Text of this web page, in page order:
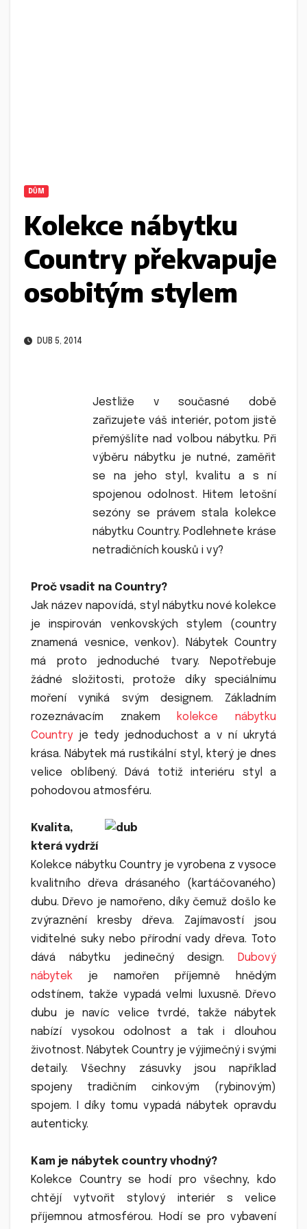
DŮM
Kolekce nábytku
Country překvapuje
osobitým stylem
DUB 5, 2014
Jestliže v současné době
zařizujete váš interiér, potom jistě
přemýšlíte nad volbou nábytku. Při
výběru nábytku je nutné, zaměřit
se na jeho styl, kvalitu a s ní
spojenou odolnost. Hitem letošní
sezóny se právem stala kolekce
nábytku Country. Podlehnete kráse
netradičních kousků i vy?
Proč vsadit na Country?
Jak název napovídá, styl nábytku nové kolekce
je inspirován venkovských stylem (country
znamená vesnice, venkov). Nábytek Country
má proto jednoduché tvary. Nepotřebuje
žádné složitosti, protože díky speciálnímu
moření vyniká svým designem. Základním
rozeznávacím znakem kolekce nábytku
Country je tedy jednoduchost a v ní ukrytá
krása. Nábytek má rustikální styl, který je dnes
velice oblíbený. Dává totiž interiéru styl a
pohodovou atmosféru.
Kvalita,
která vydrží
Kolekce nábytku Country je vyrobena z vysoce
kvalitního dřeva drásaného (kartáčovaného)
dubu. Dřevo je namořeno, díky čemuž došlo ke
zvýraznění kresby dřeva. Zajímavostí jsou
viditelné suky nebo přírodní vady dřeva. Toto
dává nábytku jedinečný design.
Dubový
nábytek je namořen příjemně hnědým
odstínem, takže vypadá velmi luxusně. Dřevo
dubu je navíc velice tvrdé, takže nábytek
nabízí vysokou odolnost a tak i dlouhou
životnost. Nábytek Country je výjimečný i svými
detaily. Všechny zásuvky jsou například
spojeny tradičním cinkovým (rybinovým)
spojem. I díky tomu vypadá nábytek opravdu
autenticky.
Kam je nábytek country vhodný?
Kolekce Country se hodí pro všechny, kdo
chtějí vytvořit stylový interiér s velice
příjemnou atmosférou. Hodí se pro vybavení